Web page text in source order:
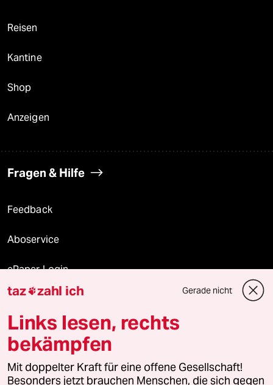
Reisen
Kantine
Shop
Anzeigen
Fragen & Hilfe
Feedback
Aboservice
ePaper Login
Downloads für Abonnierende
© 2026 taz Verlags und Vertriebs GmbH
Alle Rechte vorbehalten. Bei rechtlichen Fragen oder für Genehmigungen
wenden Sie sich bitte an
lizenzen@taz.de
taz zahl ich Gerade nicht
Links lesen, rechts
bekämpfen
Mit doppelter Kraft für eine offene Gesellschaft!
Besonders jetzt brauchen Menschen, die sich gegen